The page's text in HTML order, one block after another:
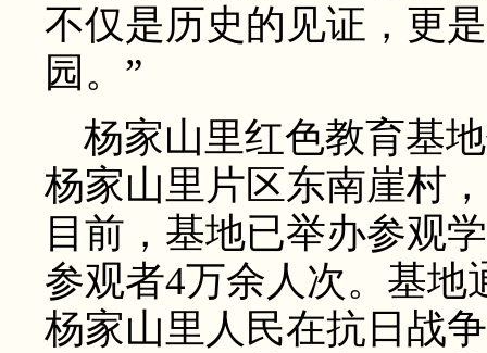
不仅是历史的见证，更
园。”
杨家山里红色教育基
杨家山里片区东南崖村
目前，基地已举办参观
参观者4万余人次。基地
杨家山里人民在抗日战